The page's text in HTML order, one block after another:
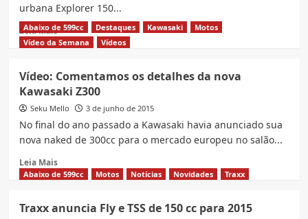
urbana Explorer 150...
Leia MaisRead
more
lança
Explorer
150
com
motor
Abaixo de 599cc Destaques Kawasaki
Motos
Vídeo da Semana
Vídeos
Vídeo: Comentamos os detalhes da nova
Kawasaki Z300
Seku Mello 3 de junho de 2015
No final do ano passado a Kawasaki havia anunciado sua
nova naked de 300cc para o mercado europeu no salão...
Leia MaisRead
more
Comentamos
Abaixo de 599cc Motos Notícias Novidades Traxx
Traxx anuncia Fly e TSS de 150 cc para 2015